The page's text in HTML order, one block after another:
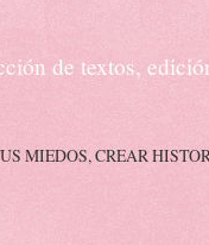
de textos,
MIEDOS, CREAR